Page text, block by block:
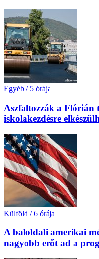
Egyéb / 5 órája
Aszfaltozzák a Flórián
iskolakezdésre
Külföld / 6 órája
A baloldali amerikai
nagyobb erőt ad a